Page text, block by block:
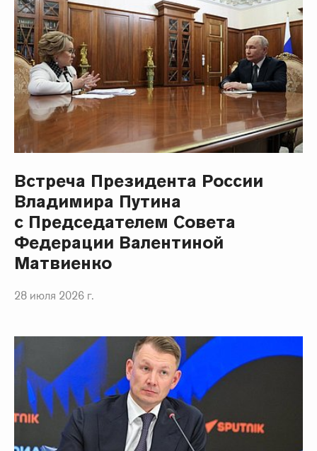
Встреча Президента России
Владимира Путина
с Председателем Совета
Федерации Валентиной
Матвиенко
28 июля 2026 г.